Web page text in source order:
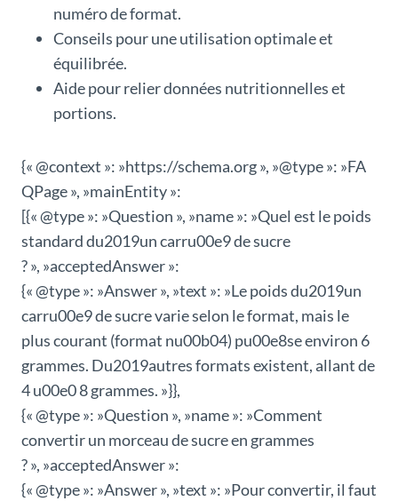
numéro de format.
Conseils pour une utilisation optimale et
équilibrée.
Aide pour relier données nutritionnelles et
portions.
{« @context »: »https://schema.org », »@type »: »FA
QPage », »mainEntity »:
[{« @type »: »Question », »name »: »Quel est le poids
standard du2019un carru00e9 de sucre
? », »acceptedAnswer »:
{« @type »: »Answer », »text »: »Le poids du2019un
carru00e9 de sucre varie selon le format, mais le
plus courant (format nu00b04) pu00e8se environ 6
grammes. Du2019autres formats existent, allant de
4 u00e0 8 grammes. »}},
{« @type »: »Question », »name »: »Comment
convertir un morceau de sucre en grammes
? », »acceptedAnswer »:
{« @type »: »Answer », »text »: »Pour convertir, il faut